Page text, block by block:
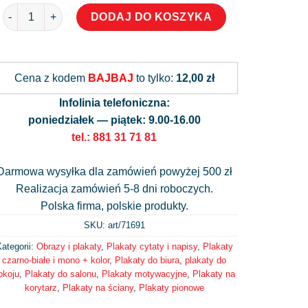
ilość Plakat z cytatem - Henry Ford
DODAJ DO KOSZYKA
Cena z kodem BAJBAJ to tylko: 12,00 zł
Infolinia telefoniczna:
poniedziałek — piątek: 9.00-16.00
tel.: 881 31 71 81
wysyłka dla zamówień powyżej 500 zł
Realizacja zamówień 5-8 dni roboczych.
Polska firma, polskie produkty.
SKU: art/71691
Obrazy i plakaty, Plakaty cytaty i napisy, Plakaty
czarno-białe i mono + kolor, Plakaty do biura plakaty do
Plakaty do salonu Plakaty motywacyjne Plakaty na
korytarz
Plakaty na ściany, Plakaty pionowe